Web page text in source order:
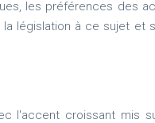
les préférences des
législation à ce sujet et
l'accent croissant mis